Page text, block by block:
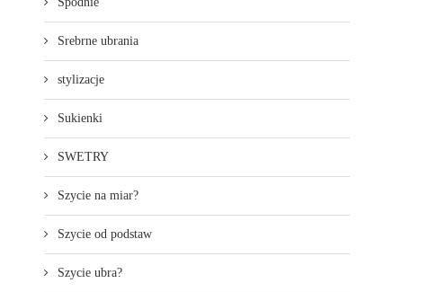
Srebrne ubrania
stylizacje
Sukienki
SWETRY
Szycie na miar?
Szycie od podstaw
Szycie ubra?